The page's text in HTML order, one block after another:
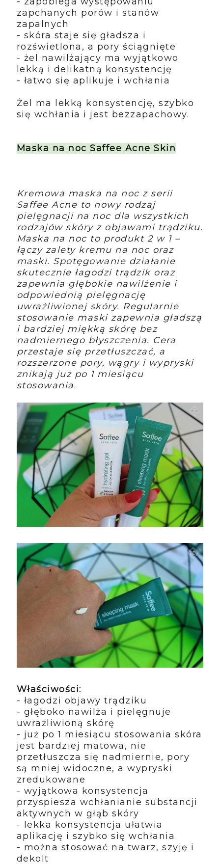
zapchanych porów i stanów
zapalnych
- skóra staje się gładsza i
rozświetlona, a pory ściągnięte
- żel nawilżający ma wyjątkowo
lekką i delikatną konsystencję
- łatwo się aplikuje i wchłania
Żel ma lekką konsystencję, szybko
się wchłania i jest bezzapachowy.
Maska na noc Saffee Acne Skin
Kremowa maska na noc z serii
Saffee Acne to nowy rodzaj
pielęgnacji na noc dla wszystkich
rodzajów skóry z objawami trądziku.
Maska na noc to produkt 2 w 1 –
łączy zalety kremu na noc oraz
maski. Spotęgowanie działanie
skutecznie łagodzi trądzik oraz
zapewnia głębokie nawilżenie i
odpowiednią pielęgnację
uwrażliwionej skóry. Regularnie
stosowanie maski zapewnia gładszą
i bardziej miękką skórę bez
nadmiernego błyszczenia. Cera
przestaje się przetłuszczać, a
rozszerzone pory, wągry i wypryski
znikają już po 1 miesiącu
stosowania.
Właściwości:
- łagodzi objawy trądziku
- głęboko nawilża i pielęgnuje
uwrażliwioną skórę
- już po 1 miesiącu stosowania skóra
jest bardziej matowa, nie
przetłuszcza się nadmiernie, pory
są mniej widoczne, a wypryski
zredukowane
- wyjątkowa konsystencja
przyspiesza wchłanianie substancji
aktywnych w głąb skóry
- lekka konsystencja ułatwia
aplikację i szybko się wchłania
- można stosować na twarz, szyję i
dekolt